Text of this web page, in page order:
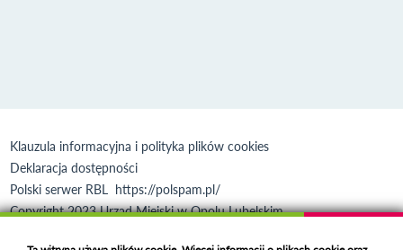
Klauzula informacyjna i polityka plików cookies
Deklaracja dostępności
Polski serwer RBL https://polspam.pl/
Copyright 2023 Urząd Miejski w Opolu Lubelskim